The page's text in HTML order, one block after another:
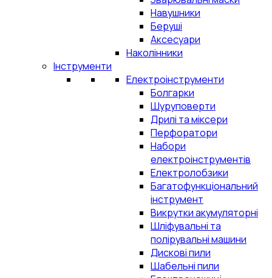
Навушники
Беруші
Аксесуари
Наколінники
Інструменти
Електроінструменти
Болгарки
Шуруповерти
Дрилі та міксери
Перфоратори
Набори
електроінструментів
Електролобзики
Багатофункціональний
інструмент
Викрутки акумуляторні
Шліфувальні та
полірувальні машини
Дискові пили
Шабельні пили